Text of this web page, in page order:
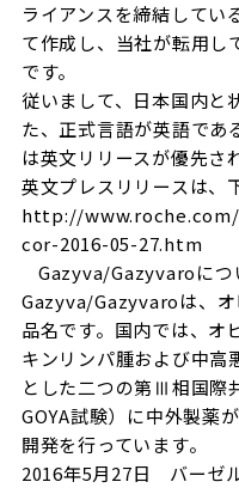
ライアンスを締結してい
て作成し、当社が転用し
です。
従いまして、日本国内と
た、正式言語が英語であ
は英文リリースが優先さ
英文プレスリリースは、
http://
cor-2016-05-27.htm
Gazyva/Gazyvaroにつ
Gazyva/Gazyvaroは、
品名です。国内では、オ
キンリンパ腫および中高
とした二つの第Ⅲ相国際
GOYA試験）に中外製薬
開発を行っています。
2016年5月27日 バーゼ